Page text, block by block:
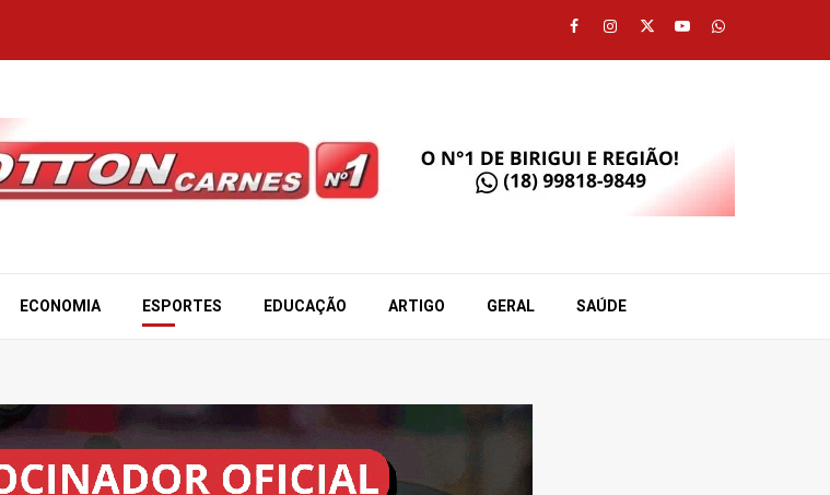
Facebook
Instagram
TwitterYoutubeWhatsapp
ECONOMIA ESPORTES EDUCAÇÃO ARTIGO GERAL SAÚDE